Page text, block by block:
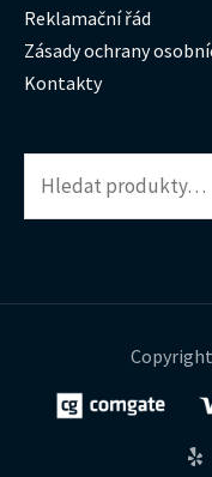
Reklamační řád
Zásady ochrany
Kontakty